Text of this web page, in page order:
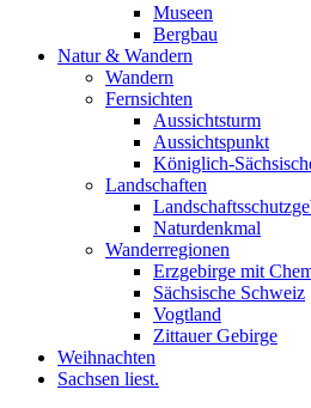
Museen
Bergbau
Natur & Wandern
Wandern
Fernsichten
Aussichtsturm
Aussichtspunkt
Königlich-
Landschaften
Naturdenkmal
Wanderregionen
Erzgebirge mit
Sächsische Schweiz
Vogtland
Zittauer Gebirge
Weihnachten
Sachsen liest.